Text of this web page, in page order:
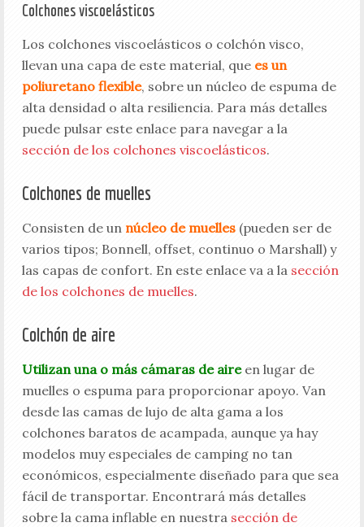
Colchones viscoelásticos
Los colchones viscoelásticos o colchón visco,
llevan una capa de este material, que es un
poliuretano flexible, sobre un núcleo de espuma de
alta densidad o alta resiliencia. Para más detalles
puede pulsar este enlace para navegar a la
sección de los colchones viscoelásticos.
Colchones de muelles
Consisten de un núcleo de muelles(pueden ser de
varios tipos; Bonnell, offset, continuo o Marshall) y
las capas de confort. En este enlace va a la sección
de los colchones de muelles.
Colchón de aire
Utilizan una o más cámaras de aireen lugar de
muelles o espuma para proporcionar apoyo. Van
desde las camas de lujo de alta gama a los
colchones baratos de acampada, aunque ya hay
modelos muy especiales de camping no tan
económicos, especialmente diseñado para que sea
fácil de transportar. Encontrará más detalles
sobre la cama inflable en nuestra sección de